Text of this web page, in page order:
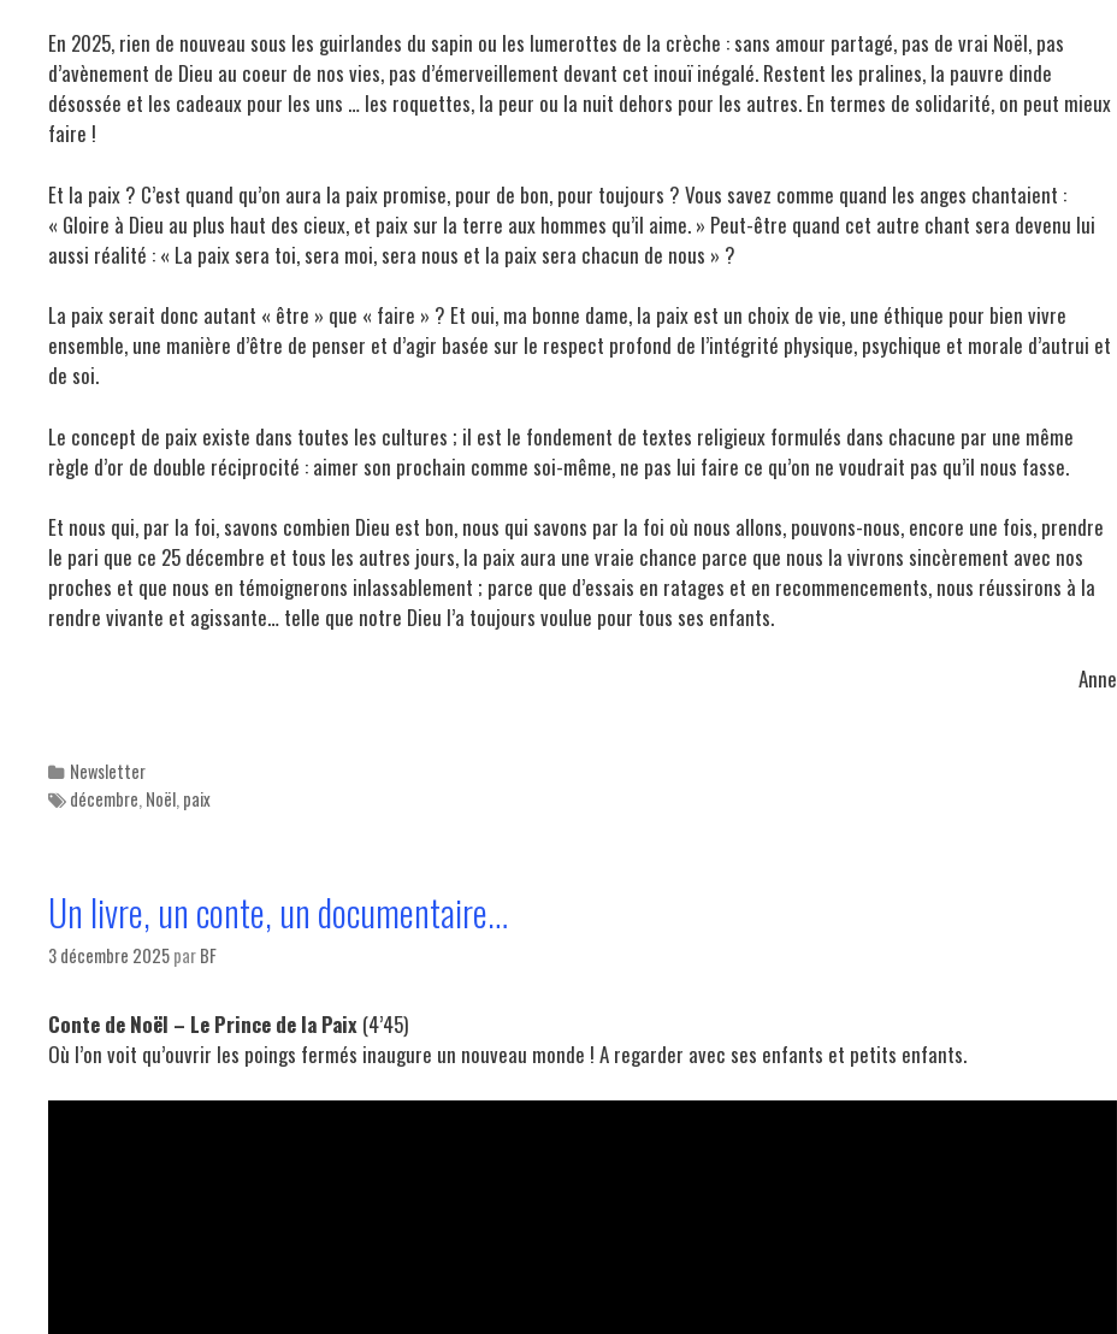
En 2025, rien de nouveau sous les guirlandes du sapin ou les lumerottes de la crèche : sans amour partagé, pas de vrai Noël, pas
d’avènement de Dieu au coeur de nos vies, pas d’émerveillement devant cet inouï inégalé. Restent les pralines, la pauvre dinde
désossée et les cadeaux pour les uns … les roquettes, la peur ou la nuit dehors pour les autres. En termes de solidarité, on peut mieux
faire !
Et la paix ? C’est quand qu’on aura la paix promise, pour de bon, pour toujours ? Vous savez comme quand les anges chantaient :
« Gloire à Dieu au plus haut des cieux, et paix sur la terre aux hommes qu’il aime. » Peut-être quand cet autre chant sera devenu lui
aussi réalité : « La paix sera toi, sera moi, sera nous et la paix sera chacun de nous » ?
La paix serait donc autant « être » que « faire » ? Et oui, ma bonne dame, la paix est un choix de vie, une éthique pour bien vivre
ensemble, une manière d’être de penser et d’agir basée sur le respect profond de l’intégrité physique, psychique et morale d’autrui et
de soi.
Le concept de paix existe dans toutes les cultures ; il est le fondement de textes religieux formulés dans chacune par une même
règle d’or de double réciprocité : aimer son prochain comme soi-même, ne pas lui faire ce qu’on ne voudrait pas qu’il nous fasse.
Et nous qui, par la foi, savons combien Dieu est bon, nous qui savons par la foi où nous allons, pouvons-nous, encore une fois, prendre
le pari que ce 25 décembre et tous les autres jours, la paix aura une vraie chance parce que nous la vivrons sincèrement avec nos
proches et que nous en témoignerons inlassablement ; parce que d’essais en ratages et en recommencements, nous réussirons à la
rendre vivante et agissante… telle que notre Dieu l’a toujours voulue pour tous ses enfants.
Anne
Categories
Newsletter
Tags
décembre, Noël, paix
Un livre, un conte, un documentaire…
3 décembre 2025parBF
Conte de Noël – Le Prince de la Paix (4’45)
Où l’on voit qu’ouvrir les poings fermés inaugure un nouveau monde ! A regarder avec ses enfants et petits enfants.